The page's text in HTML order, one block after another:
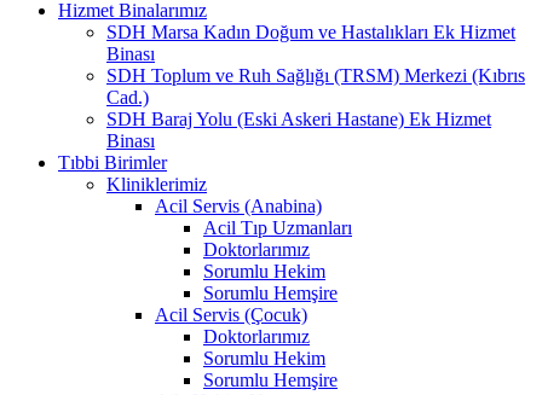
Hizmet Binalarımız
SDH Marsa Kadın Doğum ve Hastalıkları Ek Hizmet
Binası
SDH Toplum ve Ruh Sağlığı (TRSM) Merkezi (Kıbrıs
Cad.)
SDH Baraj Yolu (Eski Askeri Hastane) Ek Hizmet
Binası
Tıbbi Birimler
Kliniklerimiz
Acil Servis (Anabina)
Acil Tıp Uzmanları
Doktorlarımız
Sorumlu Hekim
Sorumlu Hemşire
Acil Servis (Çocuk)
Doktorlarımız
Sorumlu Hekim
Sorumlu Hemşire